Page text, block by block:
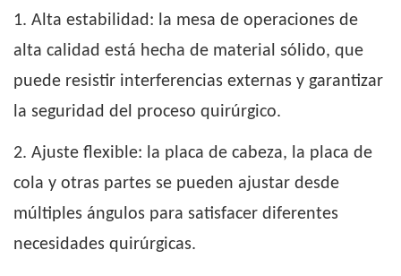
1. Alta estabilidad: la mesa de operaciones de
alta calidad está hecha de material sólido, que
puede resistir interferencias externas y garantizar
la seguridad del proceso quirúrgico.
2. Ajuste flexible: la placa de cabeza, la placa de
cola y otras partes se pueden ajustar desde
múltiples ángulos para satisfacer diferentes
necesidades quirúrgicas.